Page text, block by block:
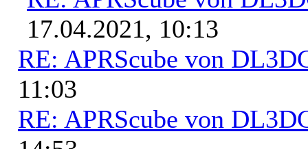
17.04.2021, 10:13
RE: APRScube von
11:03
RE: APRScube von